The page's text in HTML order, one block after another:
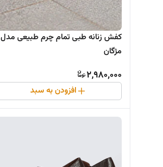
کفش زنانه طبی تمام چرم طبیعی مدل
مژگان
2,980,000
افزودن به سبد